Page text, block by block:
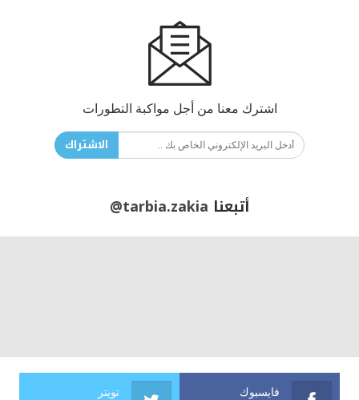
اشترك معنا من أجل مواكبة التطورات
الاشتراك
أتبعنا @tarbia.zakia
فايسبوك تويتر